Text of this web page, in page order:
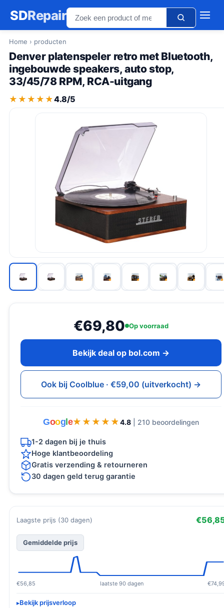
SDRepair
Home › producten
Denver platenspeler retro met Bluetooth,
ingebouwde speakers, auto stop,
33/45/78 RPM, RCA-uitgang
★★★★★
★★★★★ 4.8/5
€69,80 Op voorraad
Bekijk deal op bol.com →
Ook bij Coolblue · €59,00 (uitverkocht) →
Goog e★★★★★
★★★★★ 4.8 | 210 beoordelingen
1-2 dagen bij je thuis
Hoge klantbeoordeling
Gratis verzending & retourneren
30 dagen geld terug garantie
Laagste prijs (30 dagen)
Gemiddelde prijs
€56,85 laatste 90 dagen
Bekijk prijsverloop